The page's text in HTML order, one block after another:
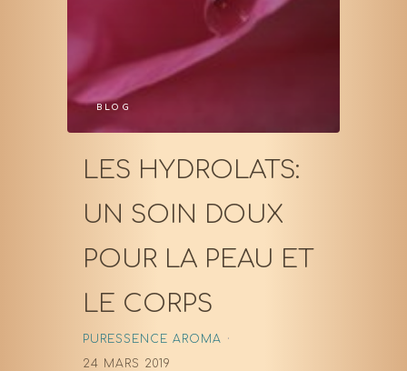
BLOG
LES HYDROLATS:
UN SOIN DOUX
POUR LA PEAU ET
LE CORPS
PURESSENCE AROMA
24 MARS 2019